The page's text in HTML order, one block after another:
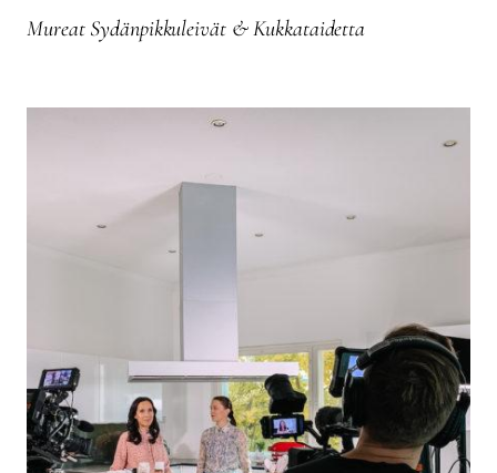
Mureat Sydänpikkuleivät & Kukkataidetta